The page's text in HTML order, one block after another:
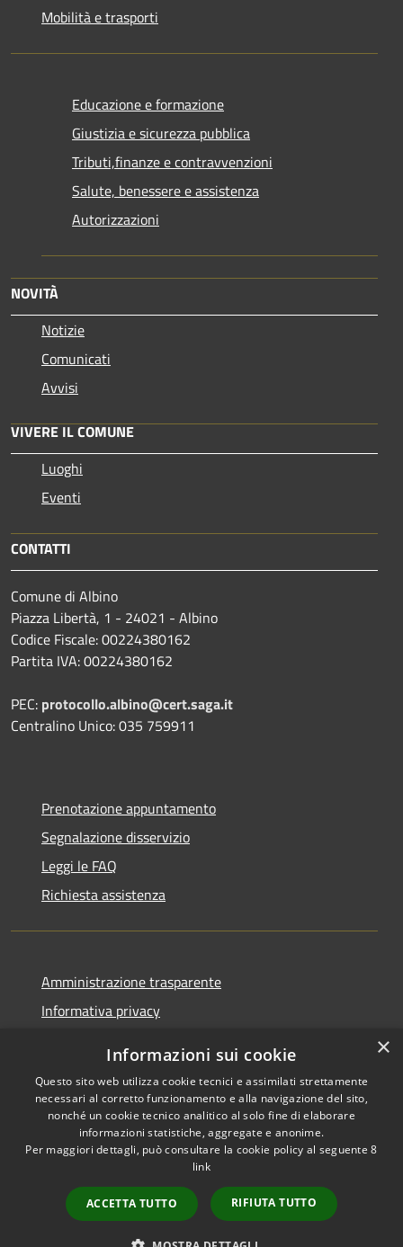
Mobilità e trasporti
Educazione e formazione
Giustizia e sicurezza pubblica
Tributi,finanze e contravvenzioni
Salute, benessere e assistenza
Autorizzazioni
NOVITÀ
Notizie
Comunicati
Avvisi
VIVERE IL COMUNE
Luoghi
Eventi
CONTATTI
Comune di Albino
Piazza Libertà, 1 - 24021 - Albino
Codice Fiscale: 00224380162
Partita IVA: 00224380162
PEC: protocollo.albino@cert.saga.it
Centralino Unico: 035 759911
Prenotazione appuntamento
Segnalazione disservizio
Leggi le FAQ
Richiesta assistenza
Amministrazione trasparente
Informativa privacy
Dichiarazione di accessibilità
RSS
Copyright © 2026 • Comune di
Municipium•
Accesso
redazione
×
Informazioni sui cookie
Questo sito web utilizza cookie tecnici e assimilati strettamente
necessari al corretto funzionamento e alla navigazione del sito,
nonché un cookie tecnico analitico al solo fine di elaborare
informazioni statistiche, aggregate e anonime.
Per maggiori dettagli, può consultare la cookie policy al seguente8
link
ACCETTA TUTTO RIFIUTA TUTTO